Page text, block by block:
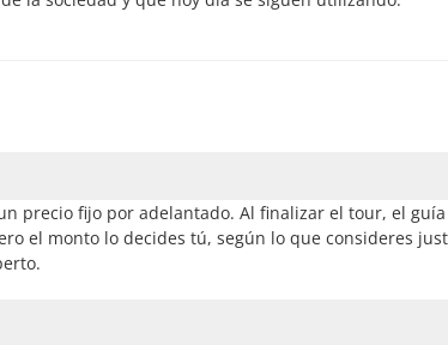
precio fijo por adelantado. Al finalizar el tour, el
el monto lo decides tú, según lo que consideres